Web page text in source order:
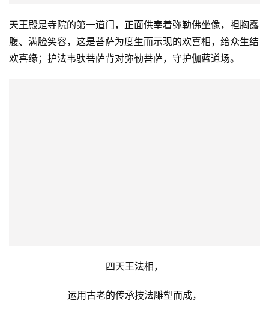
天王殿是寺院的第一道门，正面供奉着弥勒佛坐像，袒胸露
四天王法相，